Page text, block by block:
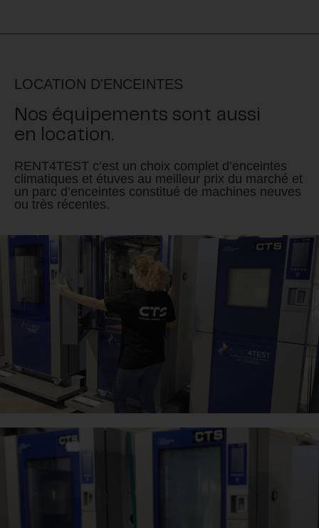
LOCATION D'ENCEINTES
Nos équipements sont aussi
en location.
RENT4TEST c’est un choix complet d’enceintes
climatiques et étuves au meilleur prix du marché et
un parc d’enceintes constitué de machines neuves
ou très récentes.